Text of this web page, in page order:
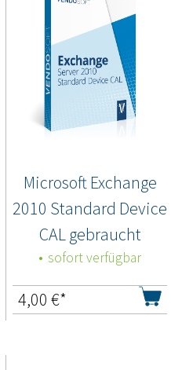
Microsoft Exchange
2010 Standard Device
CAL gebraucht
sofort verfügbar
4,00 €*